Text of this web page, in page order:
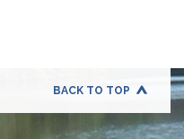
BACK TO TOP